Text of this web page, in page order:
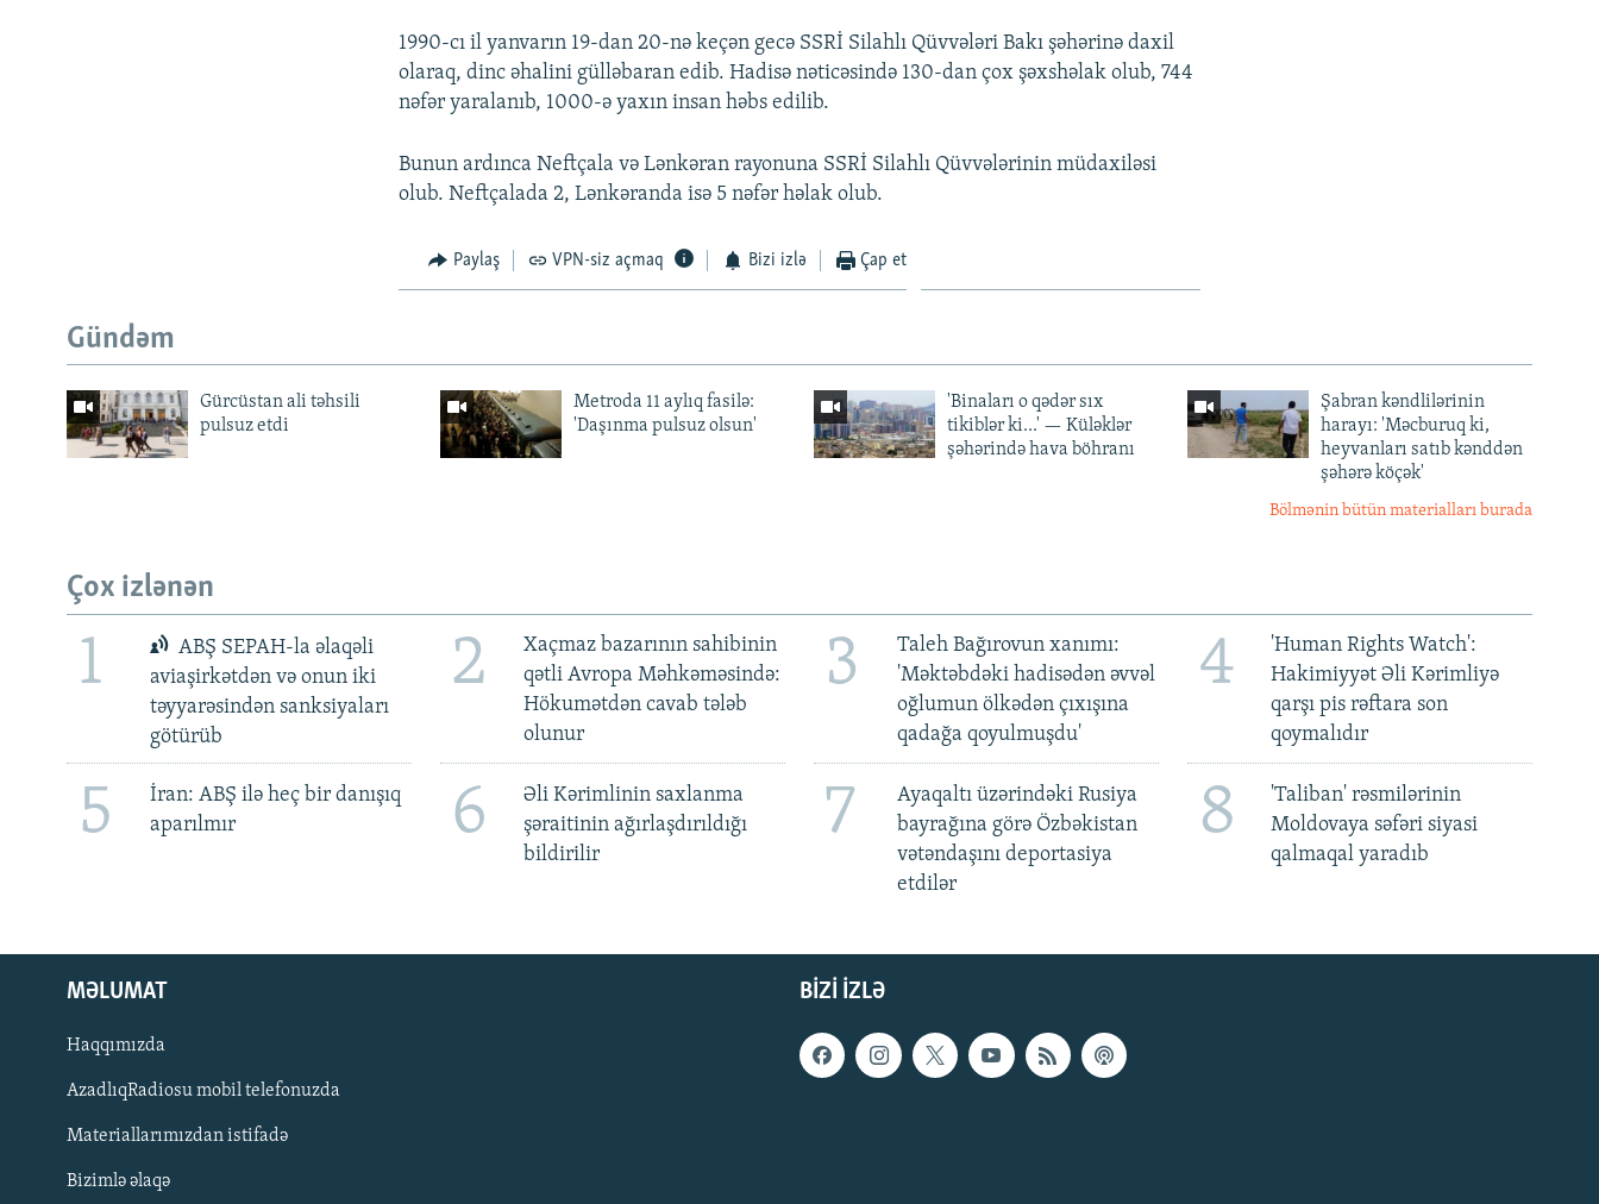
1990-cı il yanvarın 19-dan 20-nə keçən gecə SSRİ Silahlı Qüvvələri Bakı şəhərinə daxil
olaraq, dinc əhalini gülləbaran edib. Hadisə nəticəsində 130-dan çox şəxshəlak olub, 744
nəfər yaralanıb, 1000-ə yaxın insan həbs edilib.
Bunun ardınca Neftçala və Lənkəran rayonuna SSRİ Silahlı Qüvvələrinin müdaxiləsi
olub. Neftçalada 2, Lənkəranda isə 5 nəfər həlak olub.
Paylaş VPN-siz açmaq Bizi izlə Çap et
Gündəm
Gürcüstan ali təhsili
pulsuz etdi
Metroda 11 aylıq fasilə:
'Daşınma pulsuz olsun'
'Binaları o qədər sıx
tikiblər ki...' — Küləklər
şəhərində hava böhranı
Şabran kəndlilərinin
harayı: 'Məcburuq ki,
heyvanları satıb kənddən
şəhərə köçək'
Bölmənin bütün materialları burada
Çox izlənən
1
ABŞ SEPAH-la əlaqəli
aviaşirkətdən və onun iki
təyyarəsindən sanksiyaları
götürüb
2
Xaçmaz bazarının sahibinin
qətli Avropa Məhkəməsində:
Hökumətdən cavab tələb
olunur
3
Taleh Bağırovun xanımı:
'Məktəbdəki hadisədən əvvəl
oğlumun ölkədən çıxışına
qadağa qoyulmuşdu'
4
'Human Rights Watch':
Hakimiyyət Əli Kərimliyə
qarşı pis rəftara son
qoymalıdır
5
İran: ABŞ ilə heç bir danışıq
aparılmır
6
Əli Kərimlinin saxlanma
şəraitinin ağırlaşdırıldığı
bildirilir
7
Ayaqaltı üzərindəki Rusiya
bayrağına görə Özbəkistan
vətəndaşını deportasiya
etdilər
8
'Taliban' rəsmilərinin
Moldovaya səfəri siyasi
qalmaqal yaradıb
BIZI IZLƏ
MƏLUMAT
Haqqımızda
AzadlıqRadiosu mobil telefonuzda
Materiallarımızdan istifadə
Bizimlə əlaqə